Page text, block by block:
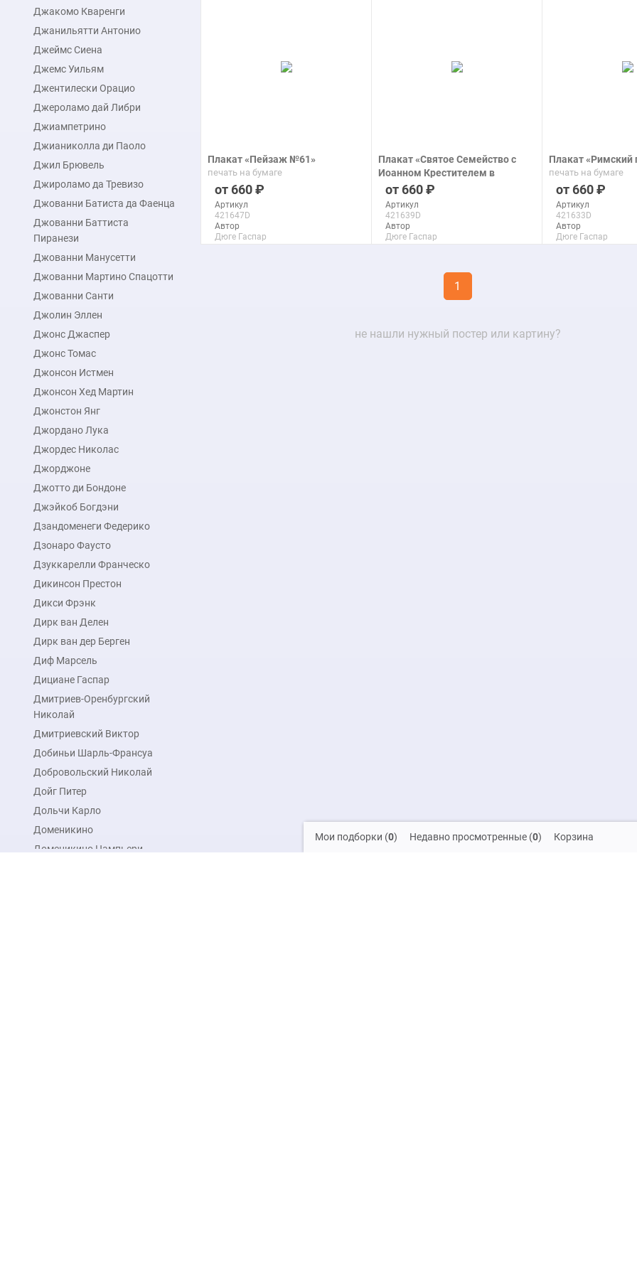
Джакомо Кваренги
Джанильятти Антонио
Джеймс Сиена
Джемс Уильям
Джентилески Орацио
Джероламо дай Либри
Джиампетрино
Джианиколла ди Паоло
Джил Брювель
Джироламо да Тревизо
Джованни Батиста да Фаенца
Джованни Баттиста
Пиранези
Джованни Манусетти
Джованни Мартино Спацотти
Джованни Санти
Джолин Эллен
Джонс Джаспер
Джонс Томас
Джонсон Истмен
Джонсон Хед Мартин
Джонстон Янг
Джордано Лука
Джордес Николас
Джорджоне
Джотто ди Бондоне
Джэйкоб Богдэни
Дзандоменеги Федерико
Дзонаро Фаусто
Дзуккарелли Франческо
Дикинсон Престон
Дикси Фрэнк
Дирк ван Делен
Дирк ван дер Берген
Диф Марсель
Дициане Гаспар
Дмитриев-Оренбургский
Николай
Дмитриевский Виктор
Добиньи Шарль-Франсуа
Добровольский Николай
Дойг Питер
Дольчи Карло
Доменикино
Доменикино Цампьери
Плакат «Пейзаж №61»
печать на бумаге
660
Артикул
421647D
Автор
Дюге Гаспар
Плакат «Святое Семейство с
Иоанном Крестителем в
детстве»
печать на бумаге
660
Артикул
421639D
Автор
Дюге Гаспар
подробнее
Плакат «Римский
печать на бумаге
660
Артикул
421633D
Автор
Дюге Гаспар
1
не нашли нужный постер или картину?
Мои подборки (0) Недавно просмотренные (0) Корзина